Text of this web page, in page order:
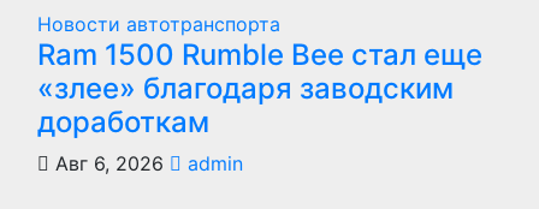
Новости автотранспорта
Ram 1500 Rumble Bee стал еще
«злее» благодаря заводским
доработкам
Авг 6, 2026 admin